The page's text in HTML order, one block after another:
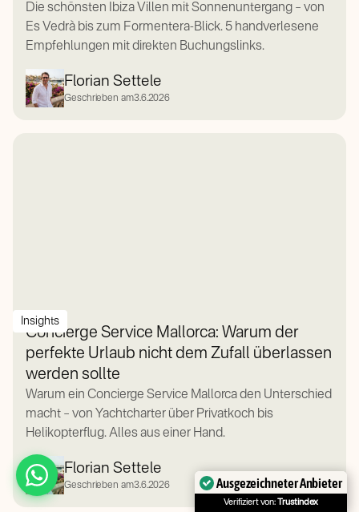
Die schönsten Ibiza Villen mit Sonnenuntergang – von
Es Vedrà bis zum Formentera-Blick. 5 handverlesene
Empfehlungen mit direkten Buchungslinks.
Florian Settele
Geschrieben am3.6.2026
Insights
Concierge Service Mallorca: Warum der
perfekte Urlaub nicht dem Zufall überlassen
werden sollte
Warum ein Concierge Service Mallorca den Unterschied
macht – von Yachtcharter über Privatkoch bis
Helikopterflug. Alles aus einer Hand.
Florian Settele
Geschrieben am3.6.2026 Ausgezeichneter Anbieter
Verifiziert von: Trustindex